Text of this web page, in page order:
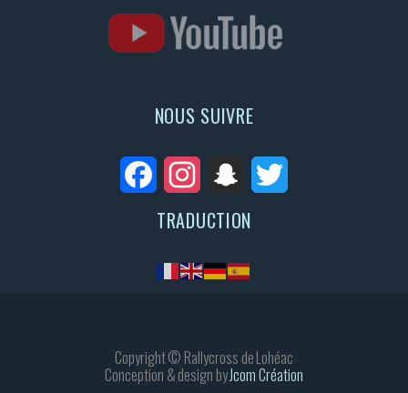
NOUS SUIVRE
FacebookInstagramSnapchat
TRADUCTION
Copyright © Rallycross de Lohéac
Conception & design byJcom Création